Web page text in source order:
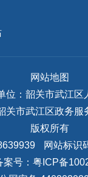
网站地图
位：韶关市武江区
关市武江区政务服
版权所有
网站标识
案号： 粤ICP备